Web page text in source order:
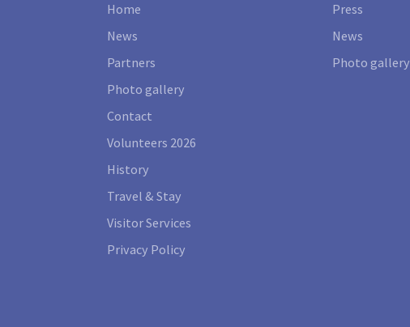
Home
News
Partners
Photo gallery
Contact
Volunteers 2026
History
Travel & Stay
Visitor Services
Privacy Policy
Press
News
Photo gallery